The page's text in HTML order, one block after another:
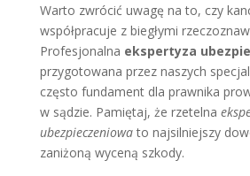
Warto zwrócić uwagę na to, czy
współpracuje z biegłymi
Profesjonalna ekspertyza
przygotowana przez naszych
często fundament dla prawnika
w sądzie. Pamiętaj, że rzetelna
ubezpieczeniowato najsilniejszy
zaniżoną wyceną szkody.